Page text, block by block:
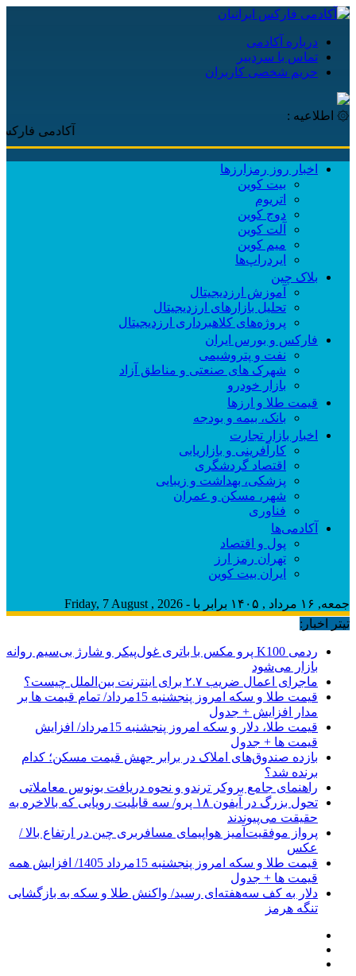
درباره آکادمی
تماس با سردبیر
حریم شخصی کاربران
۞ اطلاعیه :
آکادمی فارکس
اخبار روز رمزارزها
بیت کوین
اتریوم
دوج کوین
آلت کوین
میم کوین‌
ایردراپ‌ها
بلاک چین
آموزش ارزدیجیتال
تحلیل بازارهای ارزدیجیتال
پروژه‌های کلاهبرداری ارزدیجیتال
فارکس و بورس ایران
نفت و پتروشیمی
شهرک های صنعتی و مناطق آزاد
بازار خودرو
قیمت طلا و ارزها
بانک، بیمه و بودجه
اخبار بازار تجارت
کارآفرینی و بازاریابی
اقتصاد گردشگری
پزشکی، بهداشت و زیبایی
شهر، مسکن و عمران
فناوری
آکادمی‌ها
پول و اقتصاد
تهران رمز ارز
ایران بیت کوین
جمعه, ۱۶ مرداد , ۱۴۰۵ برابر با - Friday, 7 August , 2026
تیتر اخبار:
ردمی K100 پرو مکس با باتری غول‌پیکر و شارژ بی‌سیم روانه
بازار می‌شود
ماجرای اعمال ضریب ۲.۷ برای اینترنت بین‌الملل چیست؟
قیمت طلا و سکه امروز پنجشنبه 15مرداد/ تمام قیمت ها بر
مدار افزایش + جدول
قیمت طلا، دلار و سکه امروز پنجشنبه 15مرداد/ افزایش
قیمت ها + جدول
بازده صندوق‌های املاک در برابر جهش قیمت مسکن؛ کدام
برنده شد؟
راهنمای جامع بروکر ترندو و نحوه دریافت بونوس معاملاتی
تحول بزرگ در آیفون ۱۸ پرو/ سه قابلیت رویایی که بالاخره به
حقیقت می‌پیوندند
پرواز موفقیت‌آمیز هواپیمای مسافربری چین در ارتفاع بالا /
عکس
قیمت طلا و سکه امروز پنجشنبه 15مرداد 1405/ افزایش همه
قیمت ها + جدول
دلار به کف سه‌هفته‌ای رسید/ واکنش طلا و سکه به بازگشایی
تنگه هرمز